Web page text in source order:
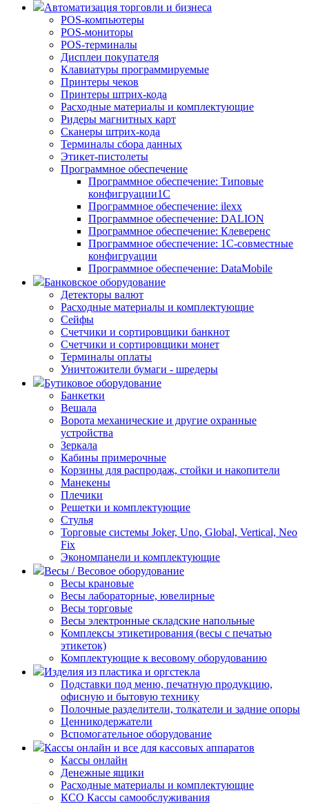
Автоматизация торговли и бизнеса
POS-компьютеры
POS-мониторы
POS-терминалы
Дисплеи покупателя
Клавиатуры программируемые
Принтеры чеков
Принтеры штрих-кода
Расходные материалы и комплектующие
Ридеры магнитных карт
Сканеры штрих-кода
Терминалы сбора данных
Этикет-пистолеты
Программное обеспечение
Программное обеспечение: Типовые
конфигруации1С
Программное обеспечение: ilexx
Программное обеспечение: DALION
Программное обеспечение: Клеверенс
Программное обеспечение: 1С-совместные
конфигруации
Программное обеспечение: DataMobile
Банковское оборудование
Детекторы валют
Расходные материалы и комплектующие
Сейфы
Счетчики и сортировщики банкнот
Счетчики и сортировщики монет
Терминалы оплаты
Уничтожители бумаги - шредеры
Бутиковое оборудование
Банкетки
Вешала
Ворота механические и другие охранные
устройства
Зеркала
Кабины примерочные
Корзины для распродаж, стойки и накопители
Манекены
Плечики
Решетки и комплектующие
Стулья
Торговые системы Joker, Uno, Global, Vertical, Neo
Fix
Экономпанели и комплектующие
Весы / Весовое оборудование
Весы крановые
Весы лабораторные, ювелирные
Весы торговые
Весы электронные складские напольные
Комплексы этикетирования (весы с печатью
этикеток)
Комплектующие к весовому оборудованию
Изделия из пластика и оргстекла
Подставки под меню, печатную продукцию,
офисную и бытовую технику
Полочные разделители, толкатели и задние опоры
Ценникодержатели
Вспомогательное оборудование
Кассы онлайн и все для кассовых аппаратов
Кассы онлайн
Денежные ящики
Расходные материалы и комплектующие
КСО Кассы самообслуживания